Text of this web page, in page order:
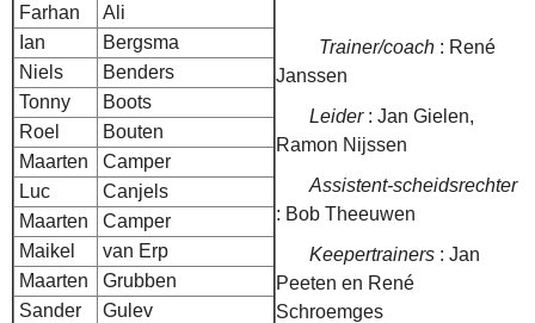
Farhan
Ali
Ian
Bergsma
Niels
Benders
Tonny
Boots
Roel
Bouten
Maarten
Camper
Luc
Canjels
Maarten
Camper
Maikel
van Erp
Maarten
Grubben
Sander
Gulev
Trainer/coach : René
Janssen
Leider: Jan Gielen,
Ramon Nijssen
Assistent-scheidsrechter
: Bob Theeuwen
Keepertrainers : Jan
Peeten en René
Schroemges